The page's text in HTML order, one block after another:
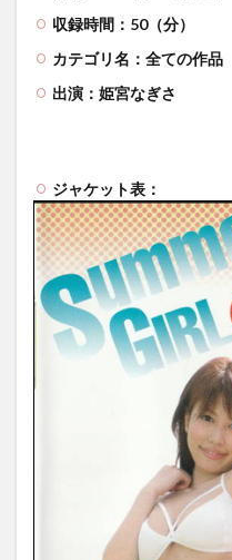
収録時間：50（分）
カテゴリ名：全ての作品
出演：姫宮なぎさ
ジャケット表：